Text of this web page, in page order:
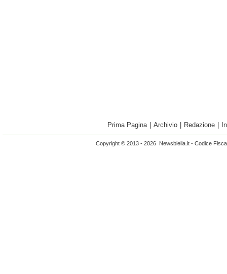
Prima Pagina Archivio Redazione
Copyright © 2013 - 2026 Newsbiella.it - Codice